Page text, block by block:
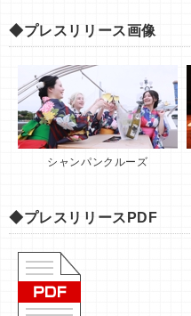
◆プレスリリース画像
シャンパンクルーズ
◆プレスリリースPDF